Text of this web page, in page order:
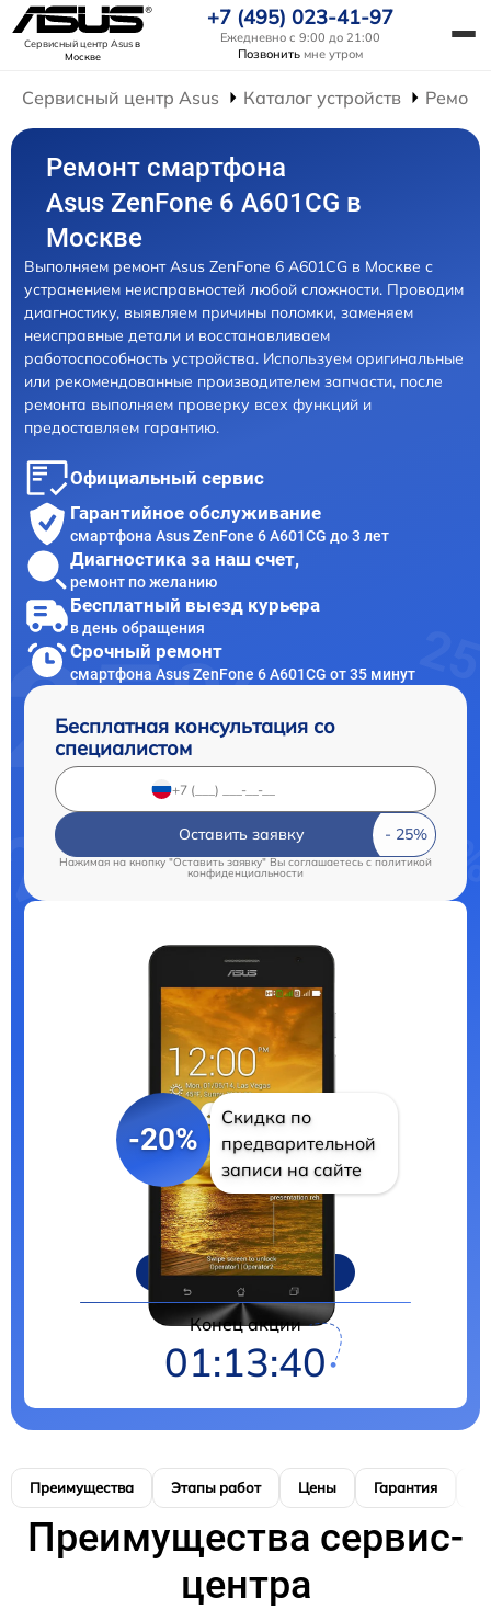
Сервисный центр Asusв
Москве
+7 (495) 023-41-97
Ежедневно с 9:00 до 21:00
Позвонить мне утром
Сервисный центр Asus Каталог устройств
Ремонт смартфона
Asus ZenFone 6 A601CG в
Москве
Выполняем ремонт Asus ZenFone 6 A601CG в Москве с
устранением неисправностей любой сложности. Проводим
диагностику, выявляем причины поломки, заменяем
неисправные детали и восстанавливаем
работоспособность устройства. Используем оригинальные
или рекомендованные производителем запчасти, после
ремонта выполняем проверку всех функций и
предоставляем гарантию.
Официальный сервис
Гарантийное обслуживание
смартфона Asus ZenFone 6 A601CG до 3 лет
Диагностика за наш счет,
ремонт по желанию
Бесплатный выезд курьера
в день обращения
Срочный ремонт
смартфона Asus ZenFone 6 A601CG от 35 минут
Бесплатная консультация со
специалистом
Оставить заявку
Нажимая на кнопку "Оставить заявку" Вы соглашаетесь c политикой
конфиденциальности
-20%
Скидка по
предварительной
записи на сайте
Цены на ремонт
Конец акции
01:13:39
Преимущества Этапы работ Цены Гарантия
Преимущества сервис-
центра